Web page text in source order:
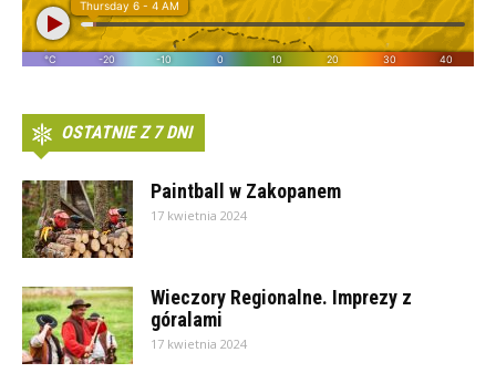
OSTATNIE Z 7 DNI
Paintball w Zakopanem
17 kwietnia 2024
Wieczory Regionalne. Imprezy z
góralami
17 kwietnia 2024